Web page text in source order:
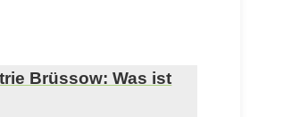
Brüssow: Was ist